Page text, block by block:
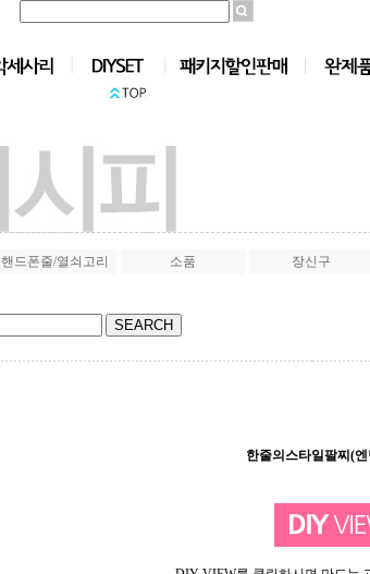
상품검색
핸드폰줄/열쇠고리 소품 장신구
한줄의스타일팔찌(